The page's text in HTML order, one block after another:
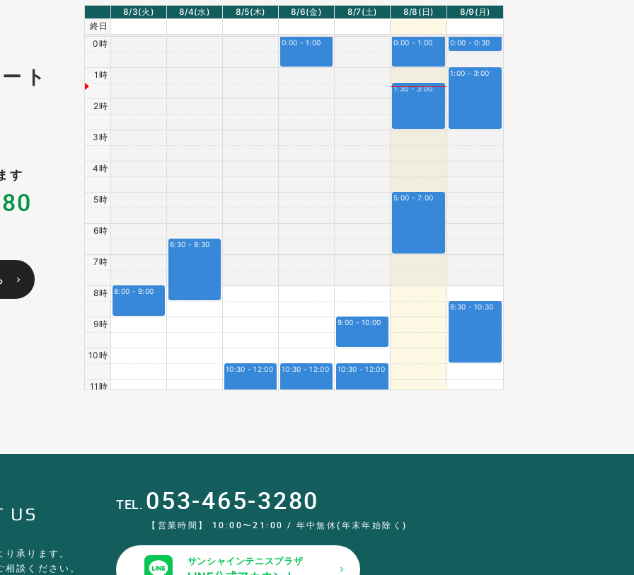
ト
8/3(火) 8/4(水) 8/5(木) 8/6(金) 8/7(土) 8/8 (日) 8/9 (月)
終日
0時
1時
2時
3時
4時
5時
6時
7時
8時
9時
10時
11時
8:00 - 9:00
6:30 - 8:30
10:30 - 12:00
0:00 - 1:00
10:30 - 12:00
9:00 - 10:00
10:30 - 12:00
0:00 - 1:00
1:30 - 3:00
5:00 - 7:00
0:00 - 0:30
1:00 - 3:00
8:30 - 10:30
す
US
承ります。
談ください。
TEL. 053-465-3280
【営業時間】 10:00〜21:00 / 年中無休(年末年始除く)
サンシャインテニスプラザ